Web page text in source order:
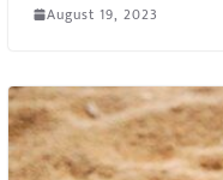
August 19, 2023